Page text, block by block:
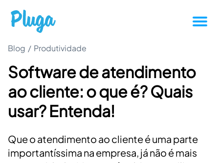
Produtividade
Novidades da Pluga
Casos de sucesso
Outros
Blog / Produtividade
Software de atendimento
ao cliente: o que é? Quais
usar? Entenda!
Que o atendimento ao cliente é uma parte
importantíssima na empresa, já não é mais